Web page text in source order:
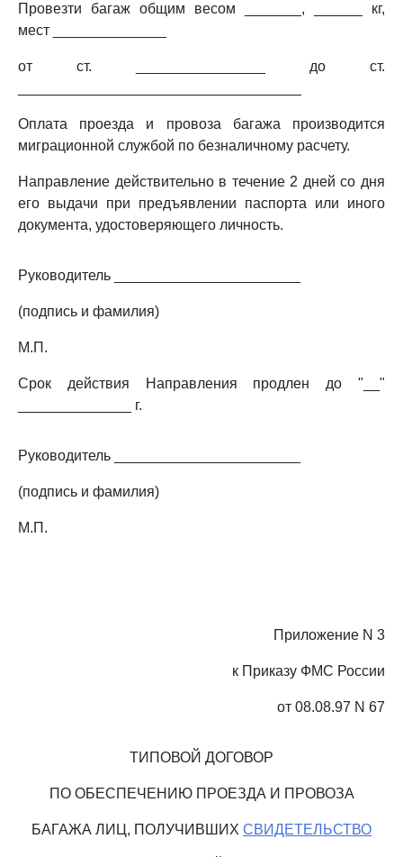
Провезти багаж общим весом _______, ______ кг,
мест ______________
от ст. ________________ до ст.
Оплата проезда и провоза багажа производится
миграционной службой по безналичному расчету.
Направление действительно в течение 2 дней со дня
его выдачи при предъявлении паспорта или иного
документа, удостоверяющего личность.
Руководитель _______________________
(подпись и фамилия)
М.П.
Срок действия Направления продлен до "__"
______________ г.
Руководитель _______________________
(подпись и фамилия)
М.П.
Приложение N 3
к Приказу ФМС России
от 08.08.97 N 67
ТИПОВОЙ ДОГОВОР
ПО ОБЕСПЕЧЕНИЮ ПРОЕЗДА И ПРОВОЗА
БАГАЖА ЛИЦ, ПОЛУЧИВШИХ СВИДЕТЕЛЬСТВО